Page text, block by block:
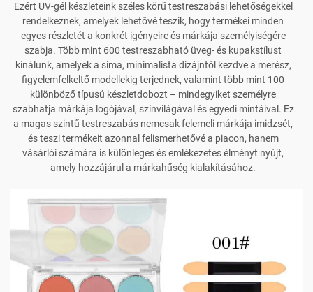
Ezért UV-gél készleteink széles körű testreszabási lehetőségekkel
rendelkeznek, amelyek lehetővé teszik, hogy termékei minden
egyes részletét a konkrét igényeire és márkája személyiségére
szabja. Több mint 600 testreszabható üveg- és kupakstílust
kínálunk, amelyek a sima, minimalista dizájntól kezdve a merész,
figyelemfelkeltő modellekig terjednek, valamint több mint 100
különböző típusú készletdobozt – mindegyiket személyre
szabhatja márkája logójával, színvilágával és egyedi mintáival. Ez
a magas szintű testreszabás nemcsak felemeli márkája imidzsét,
és teszi termékeit azonnal felismerhetővé a piacon, hanem
vásárlói számára is különleges és emlékezetes élményt nyújt,
amely hozzájárul a márkahűség kialakításához.